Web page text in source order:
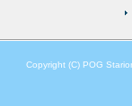
Copyright (C) POG